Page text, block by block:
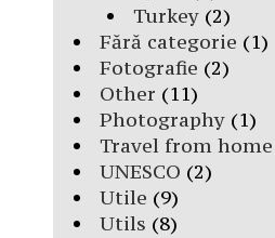
Turkey(2)
Fără categorie (1)
Fotografie (2)
Other (11)
Photography (1)
Travel from home
UNESCO (2)
Utile (9)
Utils (8)